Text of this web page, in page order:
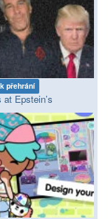
přehrání
Epstein’s